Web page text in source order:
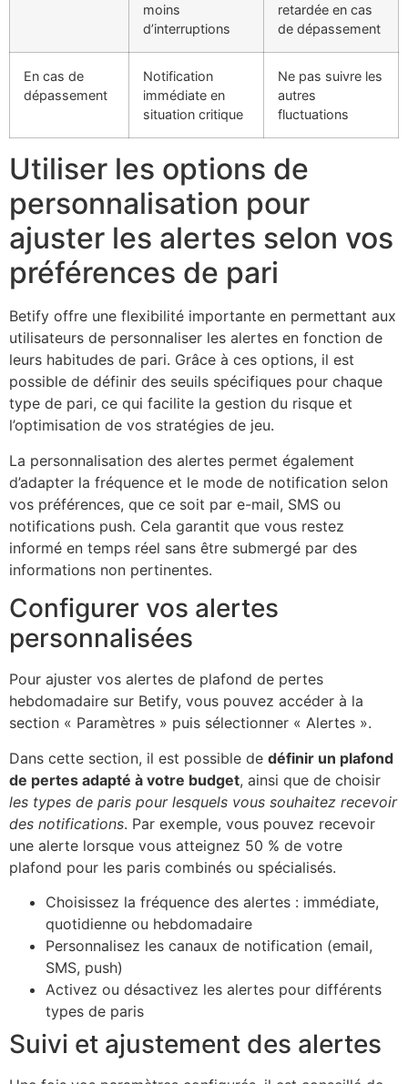
moins
d’interruptions
retardée en cas
de dépassement
En cas de
dépassement
Notification
immédiate en
situation critique
Ne pas suivre les
autres
fluctuations
Utiliser les options de
personnalisation pour
ajuster les alertes selon vos
préférences de pari
Betify offre une flexibilité importante en permettant aux
utilisateurs de personnaliser les alertes en fonction de
leurs habitudes de pari. Grâce à ces options, il est
possible de définir des seuils spécifiques pour chaque
type de pari, ce qui facilite la gestion du risque et
l’optimisation de vos stratégies de jeu.
La personnalisation des alertes permet également
d’adapter la fréquence et le mode de notification selon
vos préférences, que ce soit par e-mail, SMS ou
notifications push. Cela garantit que vous restez
informé en temps réel sans être submergé par des
informations non pertinentes.
Configurer vos alertes
personnalisées
Pour ajuster vos alertes de plafond de pertes
hebdomadaire sur Betify, vous pouvez accéder à la
section « Paramètres » puis sélectionner « Alertes ».
Dans cette section, il est possible de définir un plafond
de pertes adapté à votre budget, ainsi que de choisir
les types de paris pour lesquels vous souhaitez recevoir
des notifications. Par exemple, vous pouvez recevoir
une alerte lorsque vous atteignez 50 % de votre
plafond pour les paris combinés ou spécialisés.
Choisissez la fréquence des alertes : immédiate,
quotidienne ou hebdomadaire
Personnalisez les canaux de notification (email,
SMS, push)
Activez ou désactivez les alertes pour différents
types de paris
Suivi et ajustement des alertes